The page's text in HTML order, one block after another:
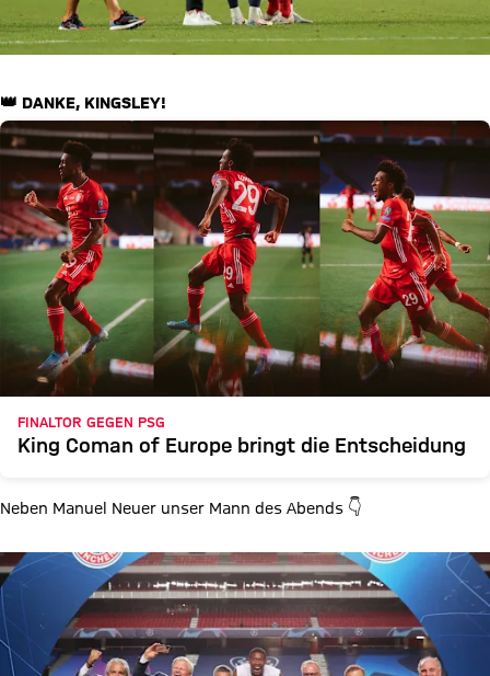
👑 DANKE, KINGSLEY!
FINALTOR GEGEN PSG
King Coman of Europe bringt die Entscheidung
Neben Manuel Neuer unser Mann des Abends 👇